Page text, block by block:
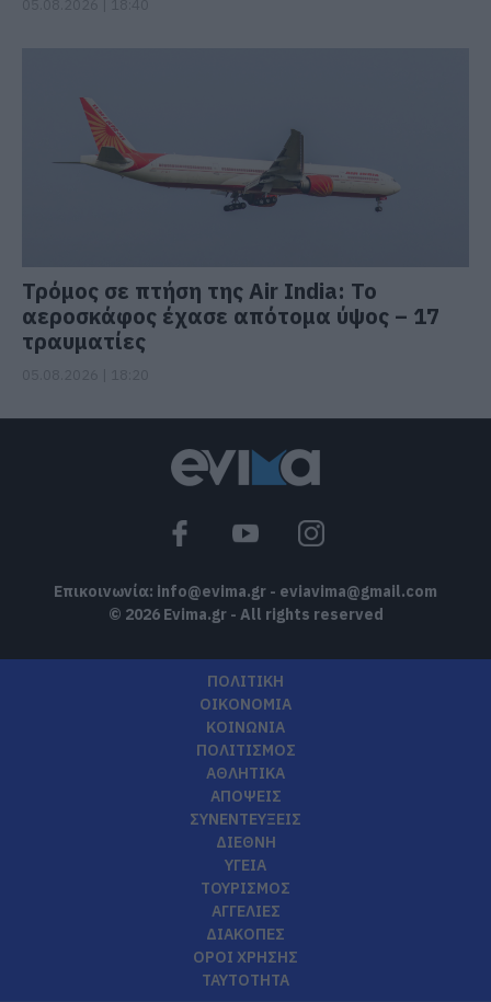
Τρόμος σε πτήση της Air India: Το
αεροσκάφος έχασε απότομα ύψος – 17
τραυματίες
Επικοινωνία: info@evima.gr - eviavima@gmail.com
© 2026 Evima.gr - All rights reserved
ΠΟΛΙΤΙΚΗ
ΟΙΚΟΝΟΜΙΑ
ΚΟΙΝΩΝΙΑ
ΠΟΛΙΤΙΣΜΟΣ
ΑΘΛΗΤΙΚΑ
ΑΠΟΨΕΙΣ
ΣΥΝΕΝΤΕΥΞΕΙΣ
ΔΙΕΘΝΗ
ΥΓΕΙΑ
ΤΟΥΡΙΣΜΟΣ
ΑΓΓΕΛΙΕΣ
ΔΙΑΚΟΠΕΣ
ΟΡΟΙ ΧΡΗΣΗΣ
ΤΑΥΤΟΤΗΤΑ